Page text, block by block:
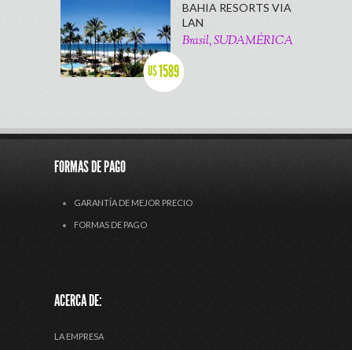
U$1589
BAHIA RESORTS VIA
LAN
Brasil, SUDAMÉRICA
FORMAS DE PAGO
GARANTÍA DE MEJOR PRECIO
FORMAS DE PAGO
ACERCA DE:
LA EMPRESA